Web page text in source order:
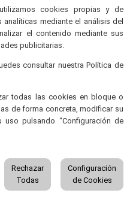
cookies propias y de
mediante el análisis del
el contenido mediante sus
publicitarias.
consultar nuestra Política de
todas las cookies en bloque o
de forma concreta, modificar su
uso pulsando “Configuración de
Rechazar
Todas
Configuración
de Cookies